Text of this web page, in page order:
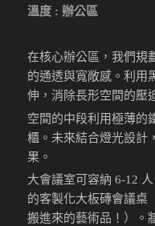
溫度 : 辦公區
在核心辦公區，我們規
的通透與寬敞感。利用
伸，消除長形空間的壓
空間的中段利用極薄的
櫃。未來結合燈光設計
果。
大會議室可容納 6-12
的客製化大板磚會議桌
搬進來的藝術品！）。